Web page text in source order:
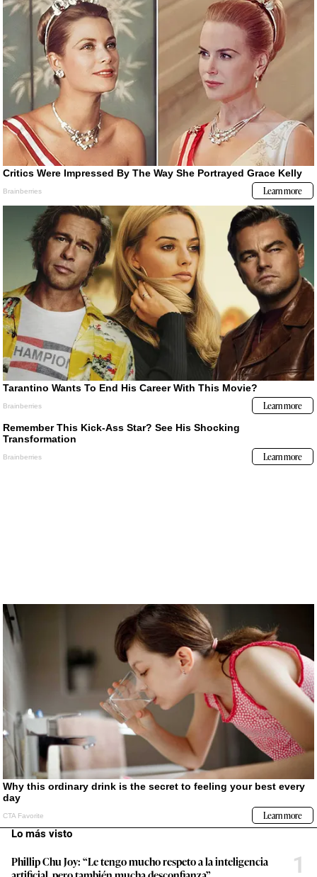
Lo más visto
Phillip Chu Joy: “Le tengo mucho respeto a la inteligencia
1